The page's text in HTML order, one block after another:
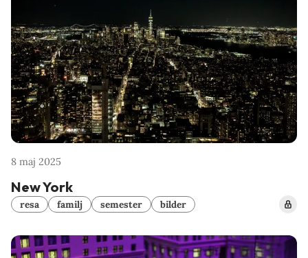
8 maj 2025
New York
resa familj semester bilder